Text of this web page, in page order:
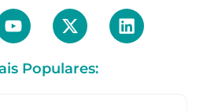
Populares: